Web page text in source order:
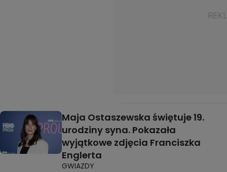
Maja Ostaszewska świętuje 19.
urodziny syna. Pokazała
wyjątkowe zdjęcia Franciszka
Englerta
GWIAZDY